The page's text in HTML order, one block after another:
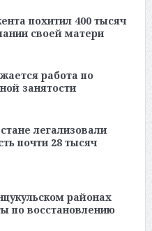
похитил 400 тысяч
своей матери
работа по
занятости
легализовали
почти 28 тысяч
районах
по восстановлению